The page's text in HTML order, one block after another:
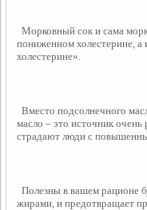
Морковный сок и сама
пониженном холестерине,
холестерине».
Вместо подсолнечного
масло – это источник
страдают люди с
Полезны в вашем рационе
жирами, и предотвращает